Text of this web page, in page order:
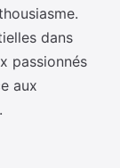
dans
passionnés
aux